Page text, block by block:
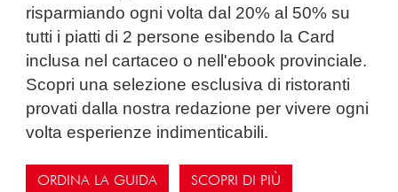
risparmiando ogni volta dal 20% al 50% su
tutti i piatti di 2 persone esibendo la Card
inclusa nel cartaceo o nell'ebook provinciale.
Scopri una selezione esclusiva di ristoranti
provati dalla nostra redazione per vivere ogni
volta esperienze indimenticabili.
ORDINA LA GUIDA SCOPRI DI PIÙ